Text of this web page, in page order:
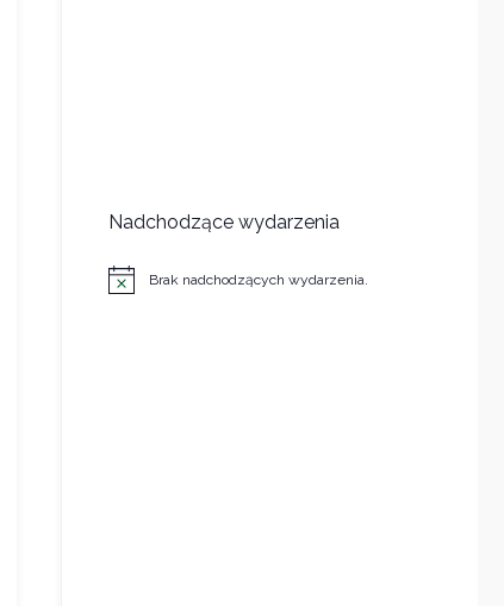
Nadchodzące wydarzenia
Powiadomienie
Brak nadchodzących wydarzenia.